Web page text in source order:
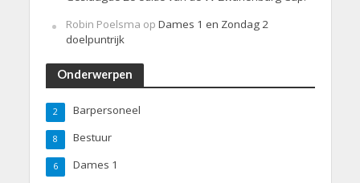
Robin Poelsma op Dames 1 en Zondag 2
doelpuntrijk
Onderwerpen
Barpersoneel
2
Bestuur
8
Dames 1
6